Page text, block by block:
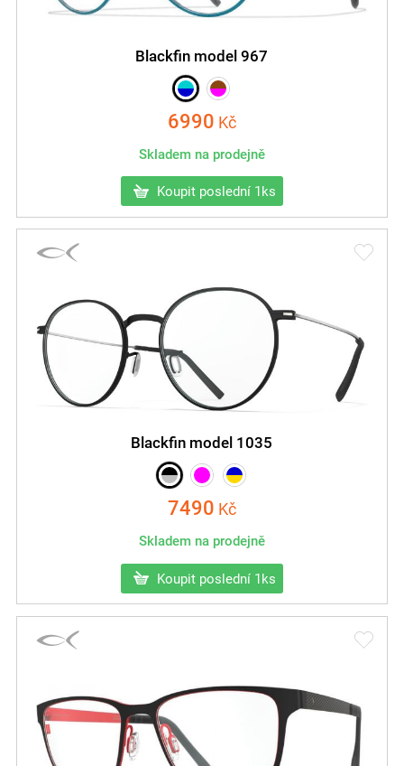
Blackfin model 967
6990 Kč
Skladem na prodejně
Koupit poslední 1ks
Blackfin model 1035
7490 Kč
Skladem na prodejně
Koupit poslední 1ks